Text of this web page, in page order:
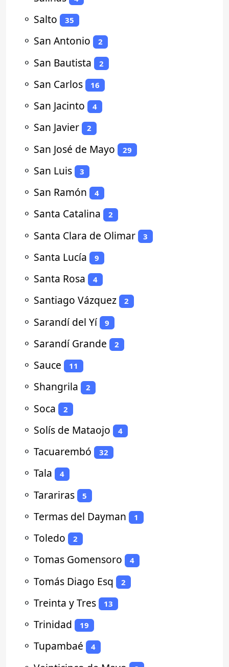
⚬ Salto 35
⚬ San Antonio 2
⚬ San Bautista 2
⚬ San Carlos 16
⚬ San Jacinto 4
⚬ San Javier 2
⚬ San José de Mayo 29
⚬ San Luis 3
⚬ San Ramón 4
⚬ Santa Catalina 2
⚬ Santa Clara de Olimar 3
⚬ Santa Lucía 9
⚬ Santa Rosa 4
⚬ Santiago Vázquez 2
⚬ Sarandí del Yí 9
⚬ Sarandí Grande 2
⚬ Sauce 11
⚬ Shangrila 2
⚬ Soca 2
⚬ Solís de Mataojo 4
⚬ Tacuarembó 32
⚬ Tala 4
⚬ Tarariras 5
⚬ Termas del Dayman 1
⚬ Toledo 2
⚬ Tomas Gomensoro 4
⚬ Tomás Diago Esq 2
⚬ Treinta y Tres 13
⚬ Trinidad 19
⚬ Tupambaé 4